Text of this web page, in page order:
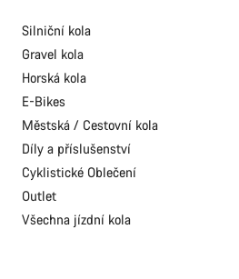
Silniční kola
Gravel kola
Horská kola
E-Bikes
Městská / Cestovní kola
Díly a příslušenství
Cyklistické Oblečení
Outlet
Všechna jízdní kola